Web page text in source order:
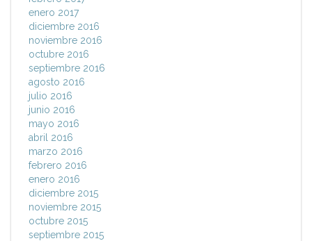
enero 2017
diciembre 2016
noviembre 2016
octubre 2016
septiembre 2016
agosto 2016
julio 2016
junio 2016
mayo 2016
abril 2016
marzo 2016
febrero 2016
enero 2016
diciembre 2015
noviembre 2015
octubre 2015
septiembre 2015